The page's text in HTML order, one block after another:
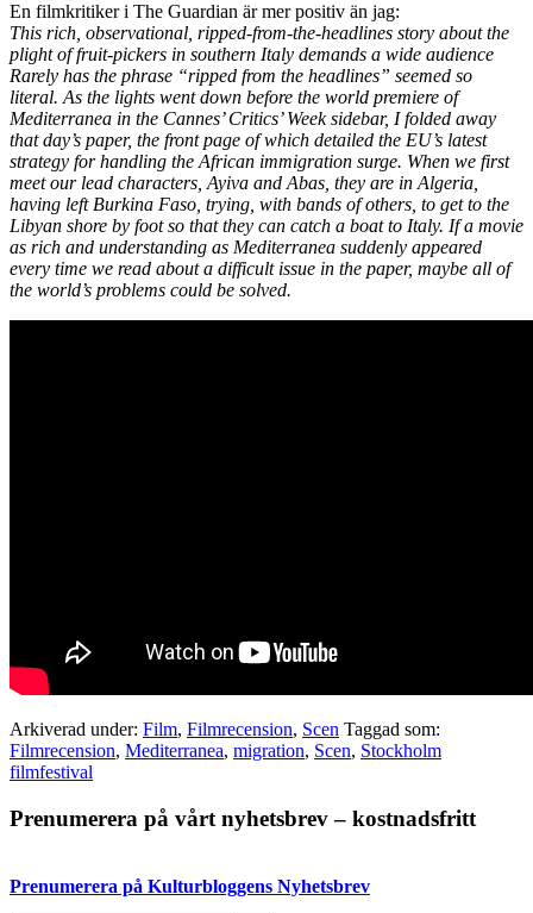
En filmkritiker i The Guardian är mer positiv än jag:
This rich, observational, ripped-from-the-headlines story about the
plight of fruit-pickers in southern Italy demands a wide audience
Rarely has the phrase “ripped from the headlines” seemed so
literal. As the lights went down before the world premiere of
Mediterranea in the Cannes’ Critics’ Week sidebar, I folded away
that day’s paper, the front page of which detailed the EU’s latest
strategy for handling the African immigration surge. When we first
meet our lead characters, Ayiva and Abas, they are in Algeria,
having left Burkina Faso, trying, with bands of others, to get to the
Libyan shore by foot so that they can catch a boat to Italy. If a movie
as rich and understanding as Mediterranea suddenly appeared
every time we read about a difficult issue in the paper, maybe all of
the world’s problems could be solved.
Arkiverad under: Film, Filmrecension, Scen Taggad som:
Filmrecension, Mediterranea, migration, Scen, Stockholm
filmfestival
Primärt
Prenumerera på vårt nyhetsbrev – kostnadsfritt
Prenumerera på Kulturbloggens Nyhetsbrev